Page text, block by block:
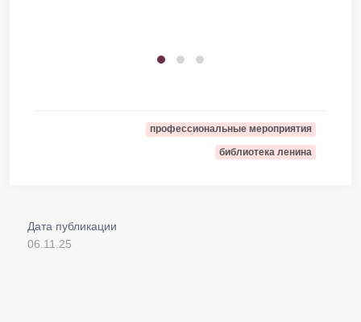
профессиональные мероприятия
библиотека ленина
Дата публикации
06.11.25